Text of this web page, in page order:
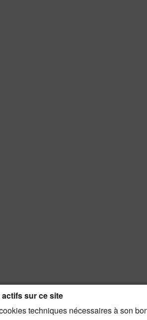
sur ce site
techniques nécessaires à son